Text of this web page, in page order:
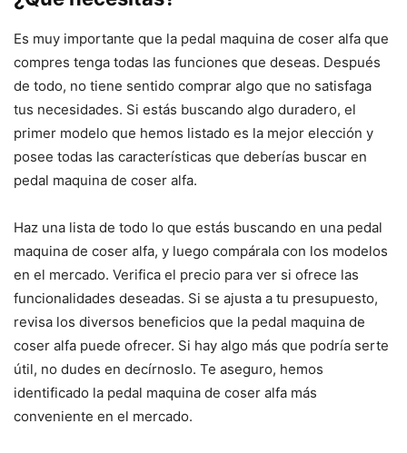
Es muy importante que la pedal maquina de coser alfa que
compres tenga todas las funciones que deseas. Después
de todo, no tiene sentido comprar algo que no satisfaga
tus necesidades. Si estás buscando algo duradero, el
primer modelo que hemos listado es la mejor elección y
posee todas las características que deberías buscar en
pedal maquina de coser alfa.
Haz una lista de todo lo que estás buscando en una pedal
maquina de coser alfa, y luego compárala con los modelos
en el mercado. Verifica el precio para ver si ofrece las
funcionalidades deseadas. Si se ajusta a tu presupuesto,
revisa los diversos beneficios que la pedal maquina de
coser alfa puede ofrecer. Si hay algo más que podría serte
útil, no dudes en decírnoslo. Te aseguro, hemos
identificado la pedal maquina de coser alfa más
conveniente en el mercado.